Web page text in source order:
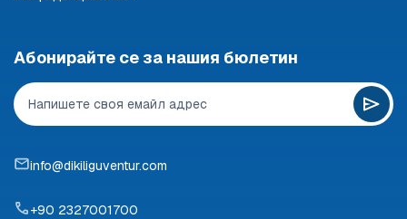
Абонирайте се за нашия бюлетин
info@dikiliguventur.com
+90 2327001700